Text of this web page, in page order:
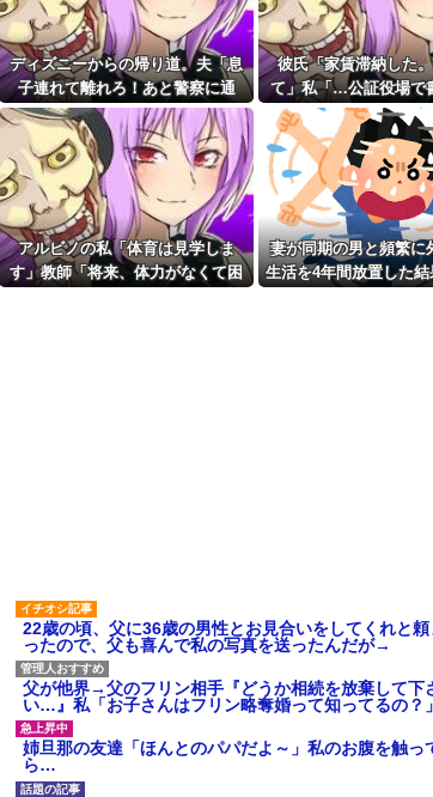
る料理「カツカレ
過ぎる→ご覧くださ
クソ炎上し始める
。全く心当たりの
ぎるｗｗｗｗｗｗ
そこに金庫があっ
度と来るな！」結
すげえええええｗ
走った結果
悲しませないでく
1/2義弟娘「ママのアソコには
よ！」あー…だからいつも肌を隠
な事になっちゃうよ…→面倒な事
柿の種、以前は柿の種のピー
新卒の時に受けた会社の面接
統合失調症って何がどうヤバ
マジ？
【前編】自分の息子が放置子
ー」と家に上がり込みおやつを
でママ友に怒鳴られ仰天
私が考えた娘の名前を「画数
命名式に娘を抱っこして「バラ
いっきらーい」
主な税金の成り立ちを調べてみ
ディズニーからの帰り道。夫「息
子連れて離れろ！あと警察に通
報！」私「助けて！」駅員「どう
しました！？」→トンデモナイこ
とに…
彼氏「家賃滞納した
て」私「…公証役場で
てきたら考える」→結
アルビノの私「体育は見学しま
す」教師「将来、体力がなくて困
妻が同期の男と頻繁に
生活を4年間放置した
22歳の頃、父に36歳の男性とお見合いをしてくれと
ったので、父も喜んで私の写真を送ったんだが→
父が他界→父のフリン相手『どうか相続を放棄して下
い…』私「お子さんはフリン略奪婚って知ってるの？
姉旦那の友達「ほんとのパパだよ～」私のお腹を触
ら…